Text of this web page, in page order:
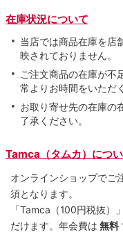
在庫状況について
当店では商品在庫を店
映されておりません。
ご注文商品の在庫が不
常よりお時間をいただ
お取り寄せ先の在庫の
了承ください。
Tamca（タムカ）につ
オンラインショップでご
須となります。
「Tamca （100円税抜）
だけます。 年会費は 無料